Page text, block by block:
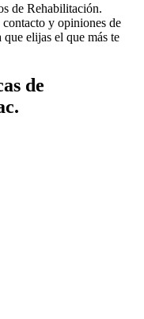
de Rehabilitación.
y opiniones de
elijas el que más te
de